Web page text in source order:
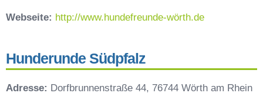
Webseite: http://www.hundefreunde-wörth.de
Hunderunde Südpfalz
Adresse: Dorfbrunnenstraße 44, 76744 Wörth am Rhein